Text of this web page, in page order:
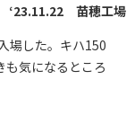
‘23.11.22 苗穂工場
場した。キハ150
も気になるところ